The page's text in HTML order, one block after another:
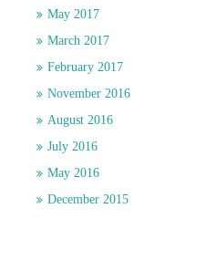
May 2017
March 2017
February 2017
November 2016
August 2016
July 2016
May 2016
December 2015